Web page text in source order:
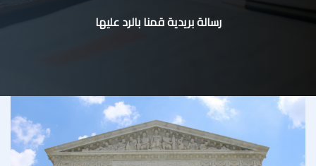
رسالة بريدية قمنا بالرد عليها